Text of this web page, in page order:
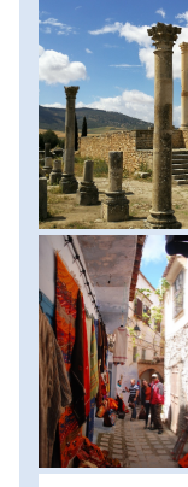
idéző romok
tovább utazunk
szálloda, ellátás: